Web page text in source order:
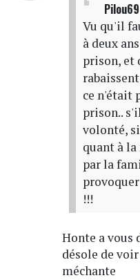
Pilou69
Vu qu'il
à deux
prison, et
ce n'était
prison..
volonté,
quant à la
par la
!!!
Honte a vous
désole de
méchante